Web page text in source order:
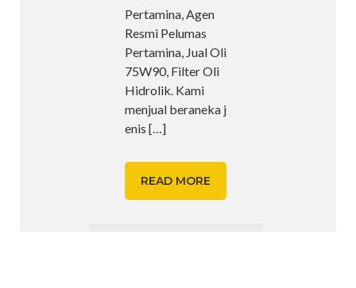
Pertamina, Agen
Resmi Pelumas
Pertamina, Jual Oli
75W90, Filter Oli
Hidrolik. Kami
menjual beraneka j
enis […]
READ MORE